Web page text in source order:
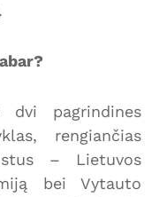
dvi pagrindines
rengiančias
– Lietuvos
bei Vytauto